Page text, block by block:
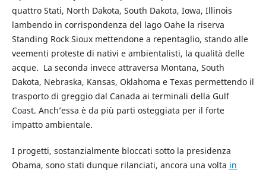
quattro Stati, North Dakota, South Dakota, Iowa, Illinois
lambendo in corrispondenza del lago Oahe la riserva
Standing Rock Sioux mettendone a repentaglio, stando alle
veementi proteste di nativi e ambientalisti, la qualità delle
acque. La seconda invece attraversa Montana, South
Dakota, Nebraska, Kansas, Oklahoma e Texas permettendo il
trasporto di greggio dal Canada ai terminali della Gulf
Coast. Anch’essa è da più parti osteggiata per il forte
impatto ambientale.
I progetti, sostanzialmente bloccati sotto la presidenza
Obama, sono stati dunque rilanciati, ancora una volta in